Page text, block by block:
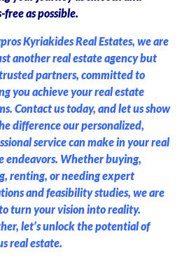
free as possible.
Kyriakides Real Estates, we are
another real estate agency but
partners, committed to
you achieve your real estate
Contact us today, and let us show
difference our personalized,
service can make in your real
endeavors. Whether buying,
renting, or needing expert
and feasibility studies, we are
turn your vision into reality.
let’s unlock the potential of
real estate.